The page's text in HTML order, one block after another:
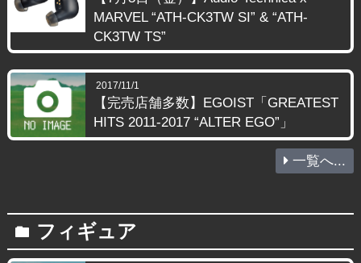
MARVEL “ATH-CK3TW SI” & “ATH-
CK3TW TS”
2017/11/1
【完売店舗多数】EGOIST「GREATEST
HITS 2011-2017 “ALTER EGO”」
一覧へ...
folder フィギュア